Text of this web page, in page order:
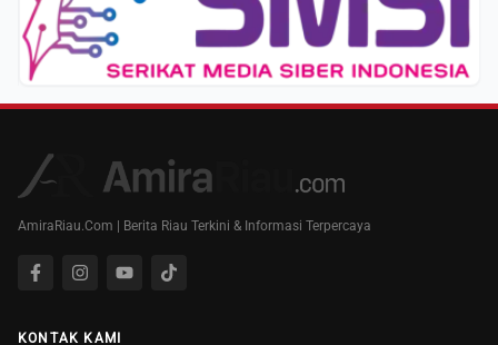
AmiraRiau.Com | Berita Riau Terkini & Informasi Terpercaya
KONTAK KAMI